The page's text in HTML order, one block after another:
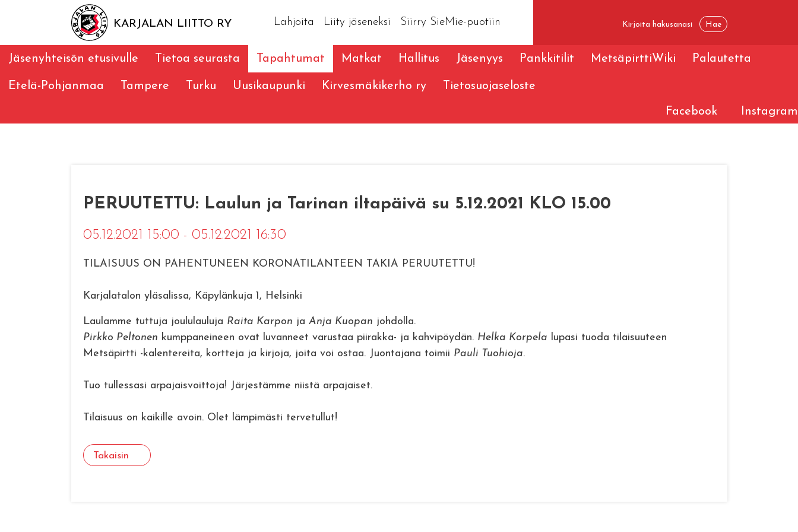
KARJALAN LIITTO RY Lahjoita Liity jäseneksi Siirry SieMie-puotiin
Jäsenyhteisön etusivulle Tietoa seurasta Tapahtumat Matkat Hallitus Jäsenyys Pankkitilit MetsäpirttiWiki Palautetta
Etelä-Pohjanmaa Tampere Turku Uusikaupunki Kirvesmäkikerho ry Tietosuojaseloste
Facebook Instagram
PERUUTETTU: Laulun ja Tarinan iltapäivä su 5.12.2021 KLO 15.00
05.12.2021 15:00 - 05.12.2021 16:30
TILAISUUS ON PAHENTUNEEN KORONATILANTEEN TAKIA PERUUTETTU!
Karjalatalon yläsalissa, Käpylänkuja 1, Helsinki
Laulamme tuttuja joululauluja Raita Karpon ja Anja Kuopan johdolla.
Pirkko Peltonen kumppaneineen ovat luvanneet varustaa piirakka- ja kahvipöydän. Helka Korpela lupasi tuoda tilaisuuteen
Metsäpirtti -kalentereita, kortteja ja kirjoja, joita voi ostaa. Juontajana toimii Pauli Tuohioja.
Tuo tullessasi arpajaisvoittoja! Järjestämme niistä arpajaiset.
Tilaisuus on kaikille avoin. Olet lämpimästi tervetullut!
Takaisin